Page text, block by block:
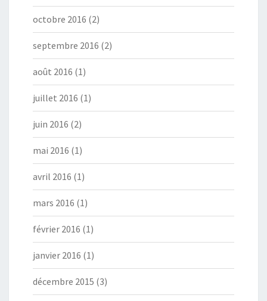
octobre 2016 (2)
septembre 2016 (2)
août 2016 (1)
juillet 2016 (1)
juin 2016 (2)
mai 2016 (1)
avril 2016 (1)
mars 2016 (1)
février 2016 (1)
janvier 2016 (1)
décembre 2015 (3)